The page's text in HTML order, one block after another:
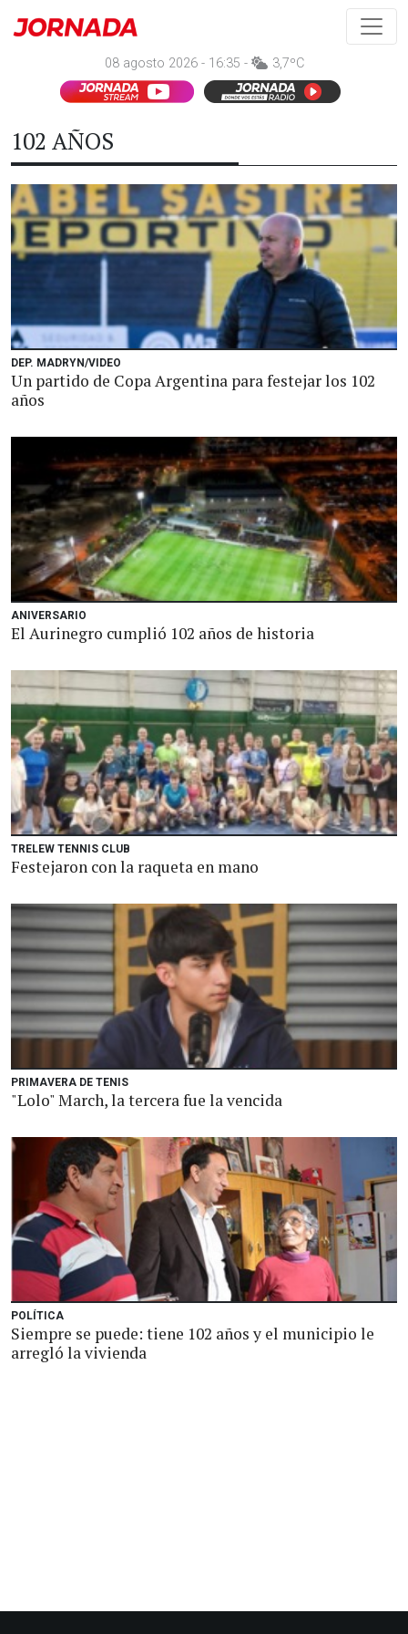
08 agosto 2026 - 16:35 - 3,7ºC
102 AÑOS
DEP. MADRYN/VIDEO
Un partido de Copa Argentina para festejar los 102
años
ANIVERSARIO
El Aurinegro cumplió 102 años de historia
TRELEW TENNIS CLUB
Festejaron con la raqueta en mano
PRIMAVERA DE TENIS
"Lolo" March, la tercera fue la vencida
POLÍTICA
Siempre se puede: tiene 102 años y el municipio le
arregló la vivienda